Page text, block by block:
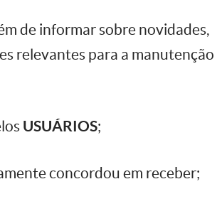
de informar sobre novidades,
relevantes para a manutenção
USUÁRIOS;
concordou em receber;